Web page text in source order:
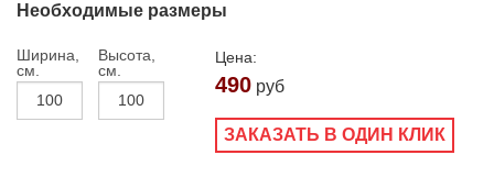
Необходимые размеры
Ширина,
см.
Высота,
см.
Цена:
490 руб
ЗАКАЗАТЬ В ОДИН КЛИК